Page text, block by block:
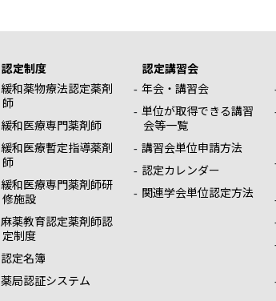
認定制度
緩和薬物療法認定薬剤
師
緩和医療専門薬剤師
緩和医療暫定指導薬剤
師
緩和医療専門薬剤師研
修施設
麻薬教育認定薬剤師認
定制度
認定名簿
薬局認証システム
認定講習会
年会・講習会
単位が取得できる講習
会等一覧
講習会単位申請方法
認定カレンダー
関連学会単位認定方法